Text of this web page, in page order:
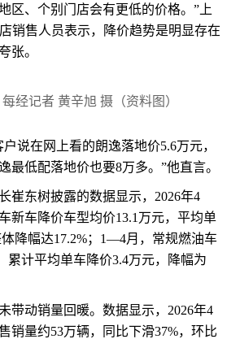
区、个别门店会有更低的价格。”上
销售人员表示，降价趋势是明显存在
张。
经记者 黄辛旭 摄（资料图）
在网上看的朗逸落地价5.6万元，
最低配落地价也要8万多。”他直言。
东树披露的数据显示，2026年4
新车降价车型均价13.1万元，平均单
降幅达17.2%；1—4月，常规燃油车
累计平均单车降价3.4万元，降幅为
动销量回暖。数据显示，2026年4
销量约53万辆，同比下滑37%，环比